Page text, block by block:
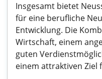
Insgesamt bietet
für eine berufliche
Entwicklung. Die
Wirtschaft, einem
guten
einem attraktiven Ziel